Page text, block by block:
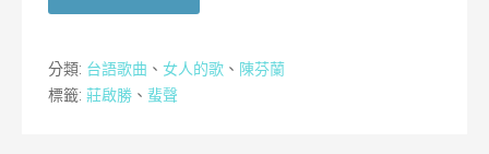
分類: 台語歌曲 、 女人的歌 、 陳芬蘭
標籤: 莊啟勝 、 蜚聲